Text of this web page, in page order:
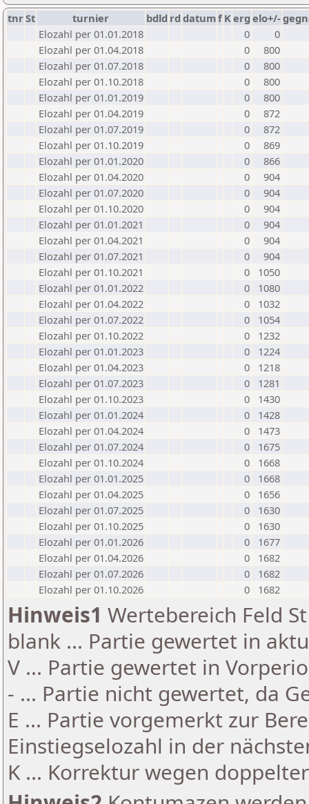
tnrSt turnier bdld rd datumf Kerg elo+/-
Elozahl per 01.01.2018
0
0
Elozahl per 01.04.2018
0
800
Elozahl per 01.07.2018
0
800
Elozahl per 01.10.2018
0
800
Elozahl per 01.01.2019
0
800
Elozahl per 01.04.2019
0
872
Elozahl per 01.07.2019
0
872
Elozahl per 01.10.2019
0
869
Elozahl per 01.01.2020
0
866
Elozahl per 01.04.2020
0
904
Elozahl per 01.07.2020
0
904
Elozahl per 01.10.2020
0
904
Elozahl per 01.01.2021
0
904
Elozahl per 01.04.2021
0
904
Elozahl per 01.07.2021
0
904
Elozahl per 01.10.2021
0
1050
Elozahl per 01.01.2022
0
1080
Elozahl per 01.04.2022
0
1032
Elozahl per 01.07.2022
0
1054
Elozahl per 01.10.2022
0
1232
Elozahl per 01.01.2023
0
1224
Elozahl per 01.04.2023
0
1218
Elozahl per 01.07.2023
0
1281
Elozahl per 01.10.2023
0
1430
Elozahl per 01.01.2024
0
1428
Elozahl per 01.04.2024
0
1473
Elozahl per 01.07.2024
0
1675
Elozahl per 01.10.2024
0
1668
Elozahl per 01.01.2025
0
1668
Elozahl per 01.04.2025
0
1656
Elozahl per 01.07.2025
0
1630
Elozahl per 01.10.2025
0
1630
Elozahl per 01.01.2026
0
1677
Elozahl per 01.04.2026
0
1682
Elozahl per 01.07.2026
0
1682
Elozahl per 01.10.2026
0 1682
Hinweis1 Wertebereich Feld
blank ... Partie gewertet in
V ... Partie gewertet in
- ... Partie nicht gewertet, da
E ... Partie vorgemerkt zur
Einstiegselozahl in der
K ... Korrektur wegen